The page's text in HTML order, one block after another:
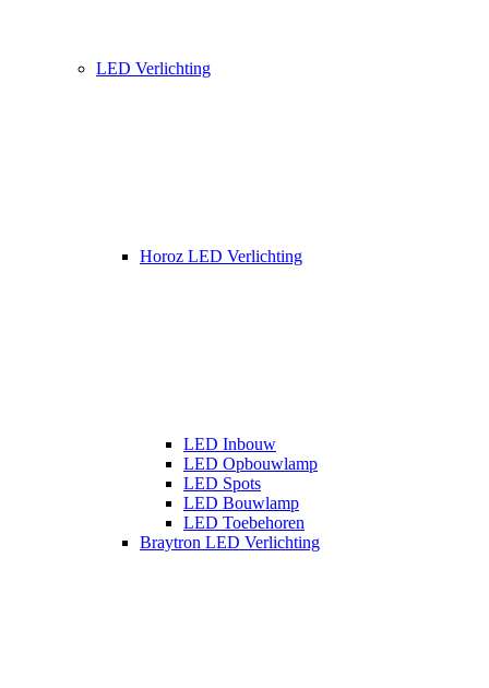
LED Verlichting
Horoz LED Verlichting
LED Inbouw
LED Opbouwlamp
LED Spots
LED Bouwlamp
LED Toebehoren
Braytron LED Verlichting